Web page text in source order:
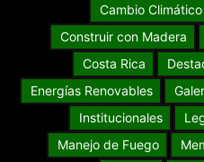
Cambio Climático
Construir con Madera
Costa Rica
Energías Renovables
Institucionales
Manejo de Fuego